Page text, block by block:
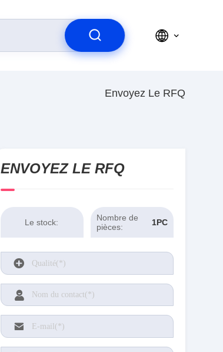
Envoyez Le RFQ
ENVOYEZ LE RFQ
Le stock:
Nombre de
pièces:
1PCS